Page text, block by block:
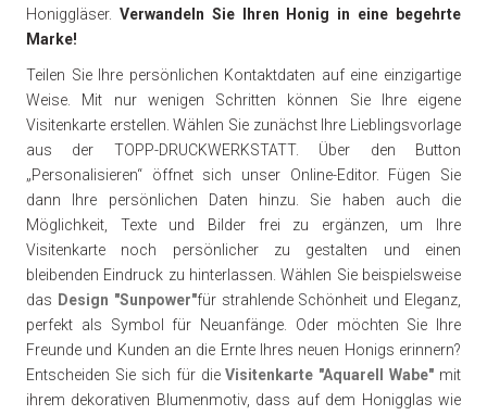
Honiggläser. Verwandeln Sie Ihren Honig in eine begehrte
Marke!
Teilen Sie Ihre persönlichen Kontaktdaten auf eine einzigartige
Weise. Mit nur wenigen Schritten können Sie Ihre eigene
Visitenkarte erstellen. Wählen Sie zunächst Ihre Lieblingsvorlage
aus der TOPP-DRUCKWERKSTATT. Über den Button
„Personalisieren“ öffnet sich unser Online-Editor. Fügen Sie
dann Ihre persönlichen Daten hinzu. Sie haben auch die
Möglichkeit, Texte und Bilder frei zu ergänzen, um Ihre
Visitenkarte noch persönlicher zu gestalten und einen
bleibenden Eindruck zu hinterlassen. Wählen Sie beispielsweise
das Design "Sunpower"für strahlende Schönheit und Eleganz,
perfekt als Symbol für Neuanfänge. Oder möchten Sie Ihre
Freunde und Kunden an die Ernte Ihres neuen Honigs erinnern?
Entscheiden Sie sich für dieVisitenkarte "Aquarell Wabe" mit
ihrem dekorativen Blumenmotiv, dass auf dem Honigglas wie